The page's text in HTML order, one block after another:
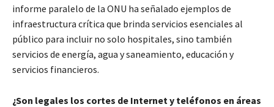
informe paralelo de la ONU ha señalado ejemplos de
infraestructura crítica que brinda servicios esenciales al
público para incluir no solo hospitales, sino también
servicios de energía, agua y saneamiento, educación y
servicios financieros.
¿Son legales los cortes de Internet y teléfonos en áreas